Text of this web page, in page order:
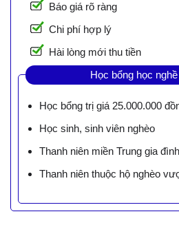
Báo giá rõ ràng
Chi phí hợp lý
Hài lòng mới thu tiền
Học bổng học
Học bổng trị giá 25.000.000
Học sinh, sinh viên nghèo
Thanh niên miền Trung gia
Thanh niên thuộc hộ nghèo